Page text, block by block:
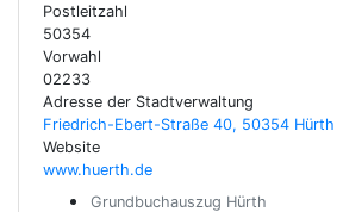
Postleitzahl
50354
Vorwahl
02233
Adresse der Stadtverwaltung
Friedrich-Ebert-Straße 40, 50354 Hürth
Website
www.huerth.de
Grundbuchauszug Hürth